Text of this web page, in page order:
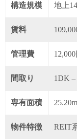
構造規模 地上
賃料
管理費
間取り 1DK
専有面積
物件特徴 REIT